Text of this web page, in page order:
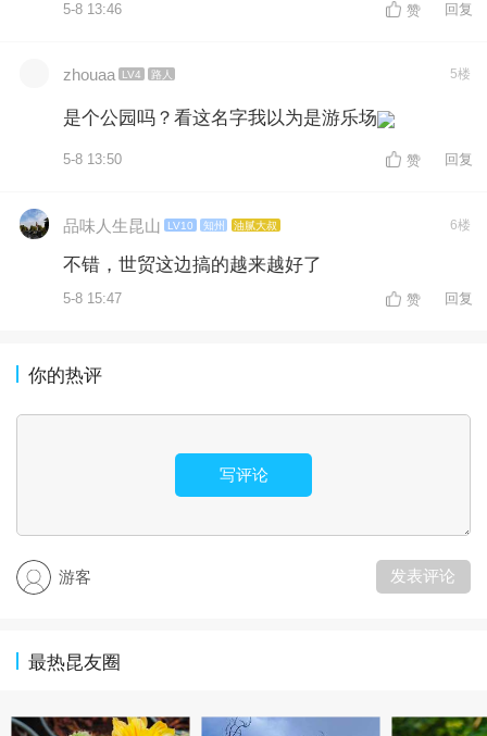
5-8 13:46 赞 回复
zhouaa LV4 路人 5楼
是个公园吗？看这名字我以为是游乐场
5-8 13:50 赞 回复
品味人生昆山 LV10 知州 油腻大叔 6楼
不错，世贸这边搞的越来越好了
5-8 15:47 赞 回复
你的热评
写评论
游客 发表评论
最热昆友圈